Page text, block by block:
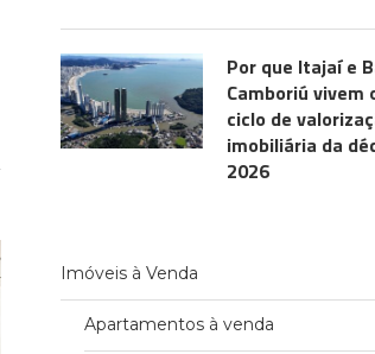
Por que Itajaí e
Camboriú vivem
ciclo de
imobiliária da
2026
Imóveis à Venda
Apartamentos à venda